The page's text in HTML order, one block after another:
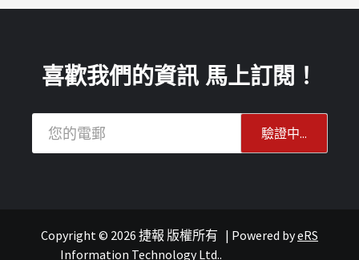
葡語國家經貿
喜歡我們的資訊 馬上訂閱！
Copyright © 2026 捷報 版權所有 | Powered byeRS
Information Technology Ltd..